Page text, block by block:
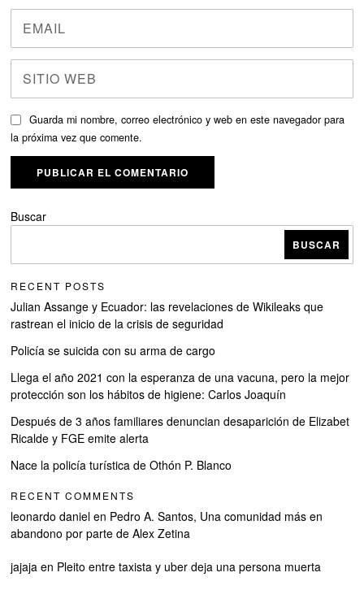
Guarda mi nombre, correo electrónico y web en este navegador para
la próxima vez que comente.
Buscar
BUSCAR
RECENT POSTS
Julian Assange y Ecuador: las revelaciones de Wikileaks que
rastrean el inicio de la crisis de seguridad
Policía se suicida con su arma de cargo
Llega el año 2021 con la esperanza de una vacuna, pero la mejor
protección son los hábitos de higiene: Carlos Joaquín
Después de 3 años familiares denuncian desaparición de Elizabet
Ricalde y FGE emite alerta
Nace la policía turística de Othón P. Blanco
RECENT COMMENTS
leonardo daniel en Pedro A. Santos, Una comunidad más en
abandono por parte de Alex Zetina
jajaja en Pleito entre taxista y uber deja una persona muerta